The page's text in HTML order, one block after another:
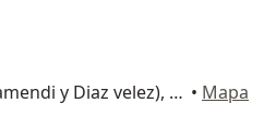
Otamendi 629 (otamendi y Diaz velez), Capital Federal • Mapa